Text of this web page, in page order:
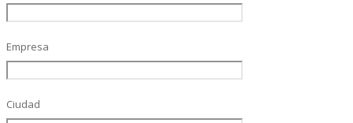
SAP Onpremise Servicios y Productos
Empresa
Ciudad